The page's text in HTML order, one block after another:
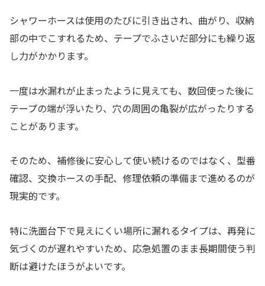
シャワーホースは使用のたびに引き出され、曲がり、収納
部の中でこすれるため、テープでふさいだ部分にも繰り返
し力がかかります。
一度は水漏れが止まったように見えても、数回使った後に
テープの端が浮いたり、穴の周囲の亀裂が広がったりする
ことがあります。
そのため、補修後に安心して使い続けるのではなく、型番
確認、交換ホースの手配、修理依頼の準備まで進めるのが
現実的です。
特に洗面台下で見えにくい場所に漏れるタイプは、再発に
気づくのが遅れやすいため、応急処置のまま長期間使う判
断は避けたほうがよいです。